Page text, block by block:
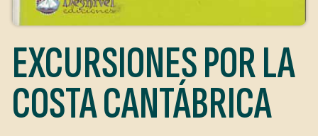
EXCURSIONES POR LA
COSTA CANTÁBRICA